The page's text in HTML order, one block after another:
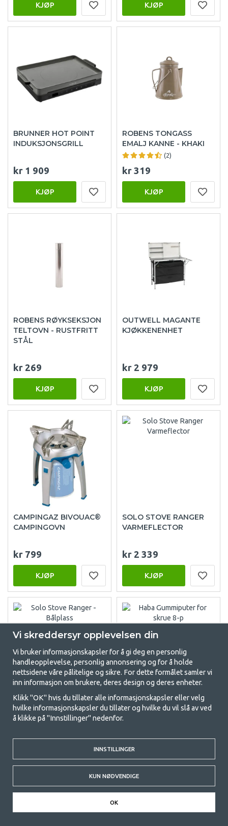
KJØP KJØP
BRUNNER HOT POINT
INDUKSJONSGRILL
kr 1 909
KJØP
ROBENS TONGASS
EMALJ KANNE - KHAKI
(2)
kr 319
KJØP
ROBENS RØYKSEKSJON
TELTOVN - RUSTFRITT
STÅL
kr 269
KJØP
OUTWELL MAGANTE
KJØKKENENHET
kr 2 979
KJØP
CAMPINGAZ BIVOUAC®
CAMPINGOVN
kr 799
KJØP
SOLO STOVE RANGER
VARMEFLECTOR
kr 2 339
KJØP
SOLO STOVE RANGER -
BÅLPLASS
HABA GUMMIPUTER FOR
SKRUE 8-P
kr 179
Vi skreddersyr opplevelsen din
Vi bruker informasjonskapsler for å gi deg en personlig
handleopplevelse, personlig annonsering og for å holde
nettsidene våre pålitelige og sikre. For dette formålet samler vi
inn informasjon om brukere, deres design og deres enheter.
Klikk "OK" hvis du tillater alle informasjonskapsler eller velg
hvilke informasjonskapsler du tillater og hvilke du vil slå av ved
å klikke på "Innstillinger" nedenfor.
INNSTILLINGER
KUN NØDVENDIGE
OK